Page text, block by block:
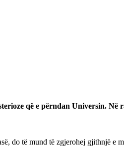
që e përndan Universin.
do të mund të zgjerohej gjithnjë e